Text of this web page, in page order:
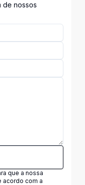
de nossos
que a nossa
acordo com a